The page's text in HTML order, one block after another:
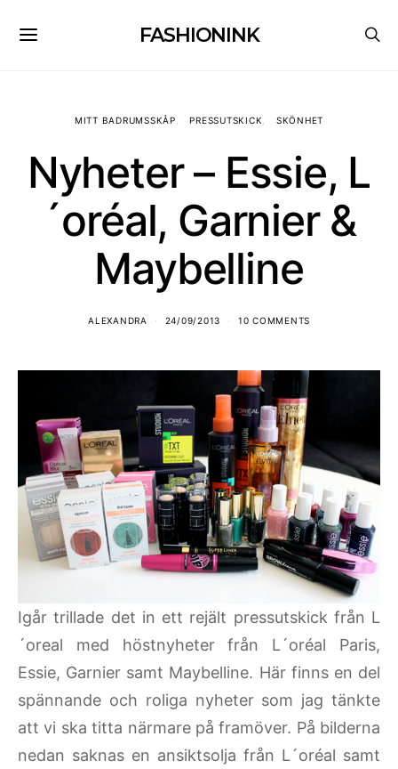
FASHIONINK
MITT BADRUMSSKÅP PRESSUTSKICK SKÖNHET
Nyheter – Essie, L
´oréal, Garnier &
Maybelline
ALEXANDRA 24/09/2013 10 COMMENTS
Igår trillade det in ett rejält pressutskick från L
´oreal med höstnyheter från L´oréal Paris,
Essie, Garnier samt Maybelline. Här finns en del
spännande och roliga nyheter som jag tänkte
att vi ska titta närmare på framöver. På bilderna
nedan saknas en ansiktsolja från L´oréal samt